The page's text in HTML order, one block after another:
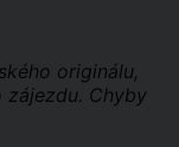
originálu,
zájezdu. Chyby